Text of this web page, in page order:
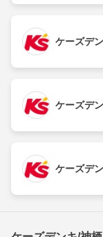
ケーズデ
ケーズデ
ケーズデ